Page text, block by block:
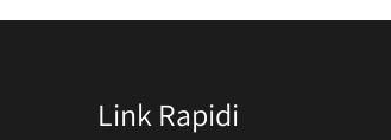
Link Rapidi